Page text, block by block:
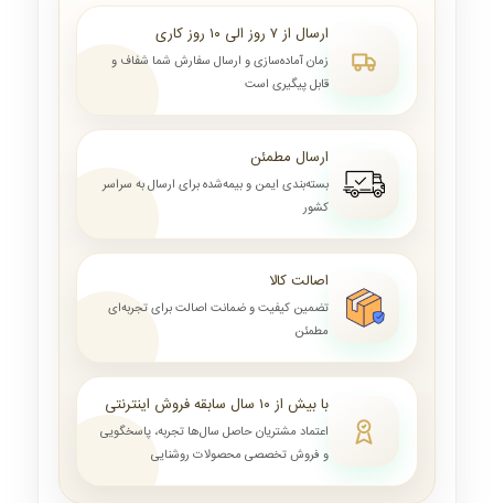
ارسال از ۷ روز الی ۱۰ روز کاری
زمان آماده‌سازی و ارسال سفارش شما شفاف و
قابل پیگیری است
ارسال مطمئن
بسته‌بندی ایمن و بیمه‌شده برای ارسال به سراسر
کشور
اصالت کالا
تضمین کیفیت و ضمانت اصالت برای تجربه‌ای
مطمئن
با بیش از ۱۰ سال سابقه فروش اینترنتی
اعتماد مشتریان حاصل سال‌ها تجربه، پاسخگویی
و فروش تخصصی محصولات روشنایی